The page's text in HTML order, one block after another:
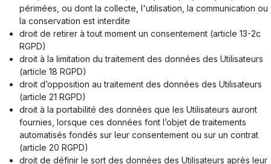
périmées, ou dont la collecte, l'utilisation, la communication ou
la conservation est interdite
droit de retirer à tout moment un consentement (article 13-2c
RGPD)
droit à la limitation du traitement des données des Utilisateurs
(article 18 RGPD)
droit d’opposition au traitement des données des Utilisateurs
(article 21 RGPD)
droit à la portabilité des données que les Utilisateurs auront
fournies, lorsque ces données font l’objet de traitements
automatisés fondés sur leur consentement ou sur un contrat
(article 20 RGPD)
droit de définir le sort des données des Utilisateurs après leur